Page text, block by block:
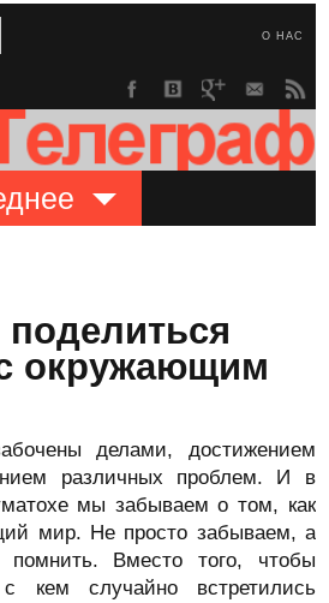
О НАС
окружающим
делами, достижением
различных проблем. И в
мы забываем о том, как
мир. Не просто забываем, а
Вместо того, чтобы
кем случайно встретились